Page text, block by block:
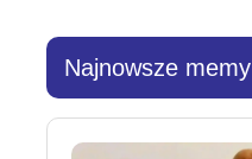
Najnowsze memy